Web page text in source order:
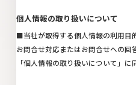
個人情報の取り扱いについて
■当社が取得する個人情報の利用目
お問合せ対応またはお問合せへの回
「個人情報の取り扱いについて 」に